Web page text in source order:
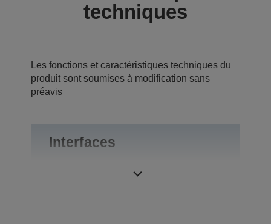
techniques
Les fonctions et caractéristiques techniques du
produit sont soumises à modification sans
préavis
Interfaces